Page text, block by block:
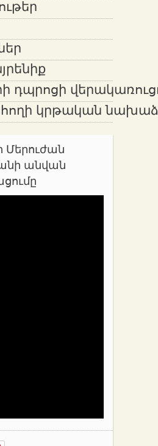
դպրոցի
կրթական
Մերուժան
անվան